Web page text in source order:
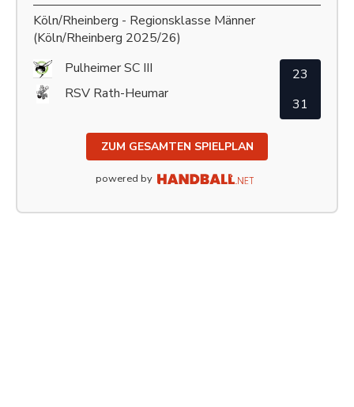
Köln/Rheinberg - Regionsklasse Männer
(Köln/Rheinberg 2025/26)
Pulheimer SC III
RSV Rath-Heumar
23
31
ZUM GESAMTEN SPIELPLAN
powered by